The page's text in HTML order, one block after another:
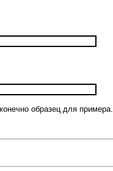
образец для примера.